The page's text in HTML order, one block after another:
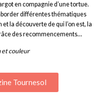
en compagnie d’une tortue.
différentes thématiques
la découverte de qui l’on est, la
des recommencements…
et couleur
Tournesol